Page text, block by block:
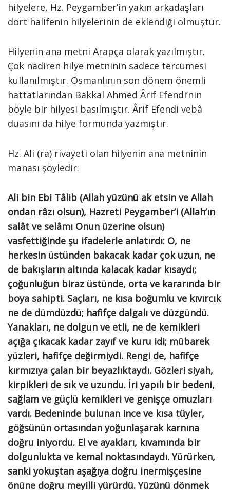
hilyelere, Hz. Peygamber’in yakın arkadaşları
dört halifenin hilyelerinin de eklendiği olmuştur.
Hilyenin ana metni Arapça olarak yazılmıştır.
Çok nadiren hilye metninin sadece tercümesi
kullanılmıştır. Osmanlının son dönem önemli
hattatlarından Bakkal Ahmed Ârif Efendi’nin
böyle bir hilyesi basılmıştır. Ârif Efendi vebâ
duasını da hilye formunda yazmıştır.
Hz. Ali (ra) rivayeti olan hilyenin ana metninin
manası şöyledir:
Ali bin Ebi Tâlib (Allah yüzünü ak etsin ve Allah
ondan râzı olsun), Hazreti Peygamber’i (Allah’ın
salât ve selâmı Onun üzerine olsun)
vasfettiğinde şu ifadelerle anlatırdı: O, ne
herkesin üstünden bakacak kadar çok uzun, ne
de bakışların altında kalacak kadar kısaydı;
çoğunluğun biraz üstünde, orta ve kararında bir
boya sahipti. Saçları, ne kısa boğumlu ve kıvırcık
ne de dümdüzdü; hafifçe dalgalı ve düzgündü.
Yanakları, ne dolgun ve etli, ne de kemikleri
açığa çıkacak kadar zayıf ve kuru idi; mübarek
yüzleri, hafifçe değirmiydi. Rengi de, hafifçe
kırmızıya çalan bir beyazlıktaydı. Gözleri siyah,
kirpikleri de sık ve uzundu. İri yapılı bir bedeni,
sağlam ve güçlü kemikleri ve genişçe omuzları
vardı. Bedeninde bulunan ince ve kısa tüyler,
göğsünün ortasından yoğunlaşarak karnına
doğru iniyordu. El ve ayakları, kıvamında bir
dolgunlukta ve kemal noktasındaydı. Yürürken,
sanki yokuştan aşağıya doğru inermişçesine
önüne doğru meyilli yürürdü. Yüzünü dönmek